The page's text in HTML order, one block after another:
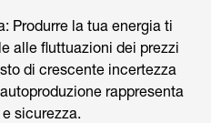
Produrre la tua energia ti
alle fluttuazioni dei prezzi
di crescente incertezza
rappresenta
sicurezza.